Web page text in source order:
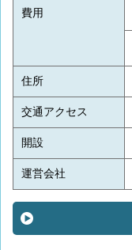
費用
住所
交通アクセス
開設
運営会社